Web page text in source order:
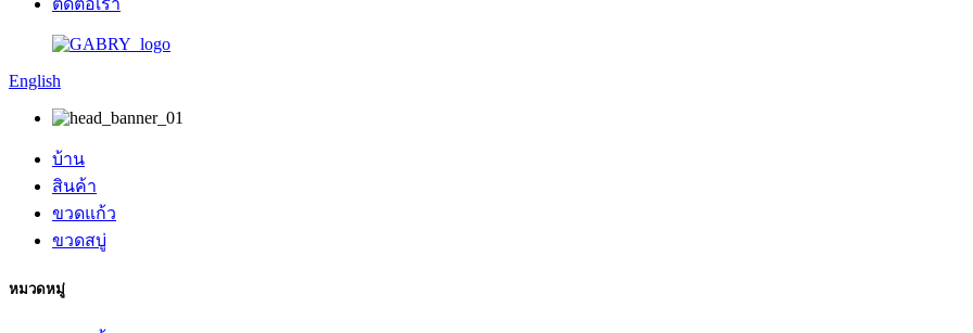
ติดต่อเรา
English
บ้าน
สินค้า
ขวดแก้ว
ขวดสบู่
หมวดหมู่